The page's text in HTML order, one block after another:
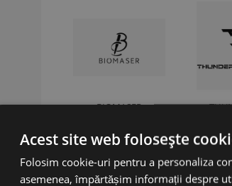
BIOMASER
Acest site web folosește
Folosim cookie-uri pentru a personaliza
asemenea, împărtășim informații despre